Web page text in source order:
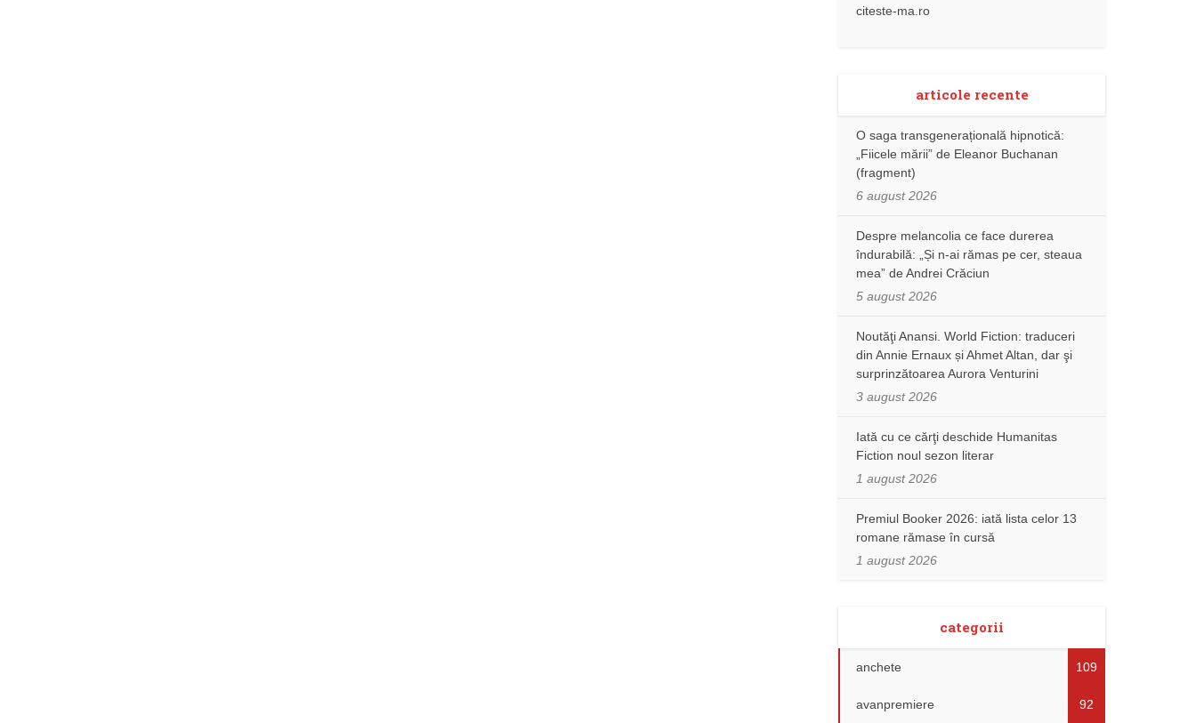
citeste-ma.ro
articole recente
O saga transgenerațională hipnotică:
„Fiicele mării” de Eleanor Buchanan
(fragment)
6 august 2026
Despre melancolia ce face durerea
îndurabilă: „Și n-ai rămas pe cer, steaua
mea” de Andrei Crăciun
5 august 2026
Noutăţi Anansi. World Fiction: traduceri
din Annie Ernaux și Ahmet Altan, dar şi
surprinzătoarea Aurora Venturini
3 august 2026
Iată cu ce cărţi deschide Humanitas
Fiction noul sezon literar
1 august 2026
Premiul Booker 2026: iată lista celor 13
romane rămase în cursă
1 august 2026
categorii
anchete 109
avanpremiere 92